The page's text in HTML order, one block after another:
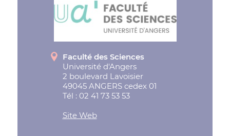
Faculté des Sciences
Université d'Angers
2 boulevard Lavoisier
49045 ANGERS cedex 01
Tél : 02 41 73 53 53
Site Web